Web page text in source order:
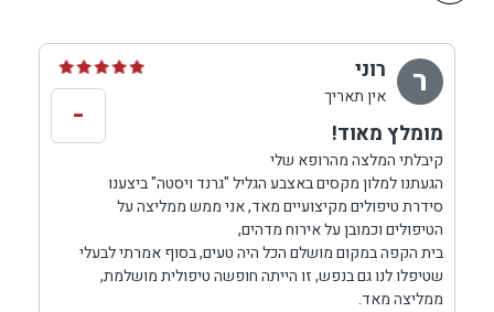
ר רוני
אין תאריך
מומלץ מאוד!
קיבלתי המלצה מהרופא שלי
הגעתנו למלון מקסים באצבע הגליל "גרנד ויסטה" ביצענו
סידרת טיפולים מקיצועיים מאד, אני ממש ממליצה על
הטיפולים וכמובן על אירוח מדהים,
בית הקפה במקום מושלם הכל היה טעים, בסוף אמרתי לבעלי
שטיפלו לנו גם בנפש, זו הייתה חופשה טיפולית מושלמת,
ממליצה מאד.
-